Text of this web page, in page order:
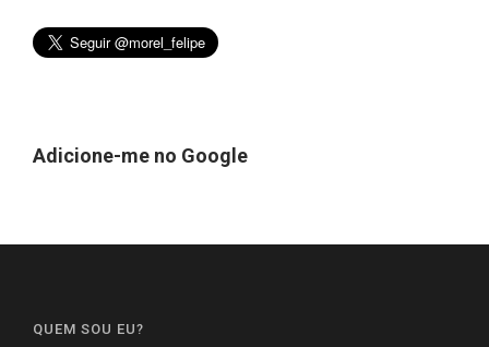
Adicione-me no Google
QUEM SOU EU?